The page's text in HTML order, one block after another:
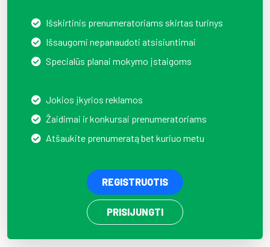
Išskirtinis prenumeratoriams skirtas turinys
Išsaugomi nepanaudoti atsisiuntimai
Specialūs planai mokymo įstaigoms
Jokios įkyrios reklamos
Žaidimai ir konkursai prenumeratoriams
Atšaukite prenumeratą bet kuriuo metu
REGISTRUOTIS
PRISIJUNGTI